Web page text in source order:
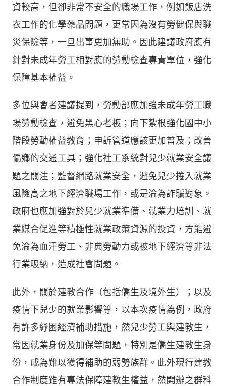
資較高，但卻非常不安全的職場工作，例如飯店洗
衣工作的化學藥品問題，更常因為沒有勞健保與職
災保險等，一旦出事更加無助。因此建議政府應有
針對未成年勞工相對應的勞動檢查專責單位，強化
保障基本權益。
多位與會者建議提到，勞動部應加強未成年勞工職
場勞動檢查，避免黑心老板；向下紮根強化國中小
階段勞動權益教育；申訴管道應該更加普及；改善
偏鄉的交通工具；強化社工系統對兒少就業安全議
題之關注；監督網路就業安全，避免兒少捲入就業
風險高之地下經濟職場工作，或是淪為詐騙對象。
政府也應加強對於兒少就業準備、就業力培訓、就
業媒合促進等積極性就業政策資源的投資，方能避
免淪為血汗勞工、非典勞動力或被地下經濟等非法
行業吸納，造成社會問題。
此外，關於建教合作（包括僑生及境外生）；以及
疫情下兒少的就業影響等，以本次疫情為例，政府
有許多紓困經濟補助措施，然兒少勞工與建教生，
常因就業身份及加保等問題，特別是僑生建教生身
份，成為難以獲得補助的弱勢族群。此外現行建教
合作制度雖有專法保障建教生權益，然開辦之群科